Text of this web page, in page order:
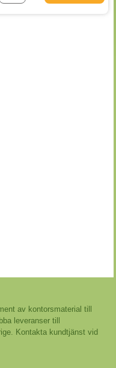
av kontorsmaterial till
leveranser till
Kontakta kundtjänst vid